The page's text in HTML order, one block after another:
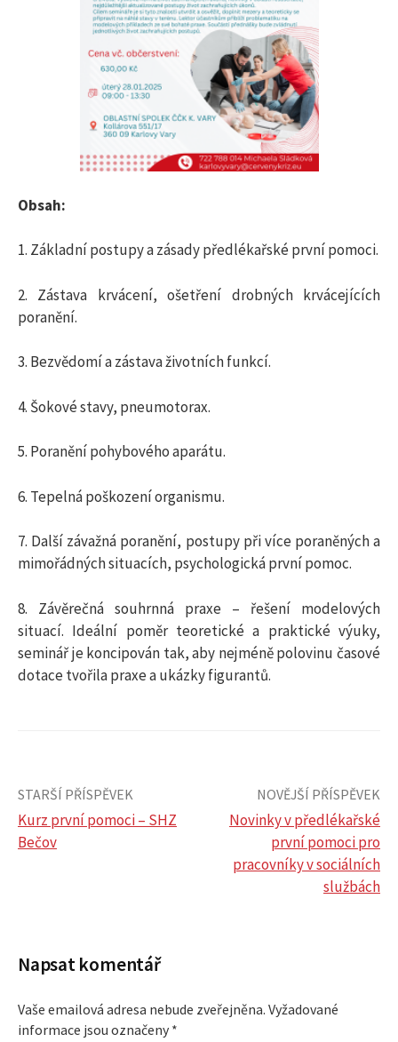
Obsah:
1. Základní postupy a zásady předlékařské první pomoci.
2. Zástava krvácení, ošetření drobných krvácejících
poranění.
3. Bezvědomí a zástava životních funkcí.
4. Šokové stavy, pneumotorax.
5. Poranění pohybového aparátu.
6. Tepelná poškození organismu.
7. Další závažná poranění, postupy při více poraněných a
mimořádných situacích, psychologická první pomoc.
8. Závěrečná souhrnná praxe – řešení modelových
situací. Ideální poměr teoretické a praktické výuky,
seminář je koncipován tak, aby nejméně polovinu časové
dotace tvořila praxe a ukázky figurantů.
i
g
STARŠÍ PŘÍSPĚVEK
Kurz první pomoci – SHZ
Bečov
NOVĚJŠÍ PŘÍSPĚVEK
Novinky v předlékařské
první pomoci pro
pracovníky v sociálních
službách
Napsat komentář
Vaše emailová adresa nebude zveřejněna. Vyžadované
informace jsou označeny *